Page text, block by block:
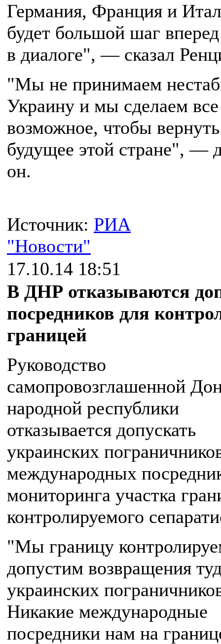
Германия, Франция и
будет большой шаг вперед
в диалоге", — сказал
"Мы не принимаем
Украину и мы сделаем все
возможное, чтобы вернуть
будущее этой стране", —
он.
Источник: РИА
"Новости"
17.10.14 18:51
В ДНР отказываются
посредников для
границей
Руководство
самопровозглашенной
народной республики
отказывается допускать
украинских
международных
мониторинга участка
контролируемого
"Мы границу
допустим возвращения
украинских
Никакие международные
посредники нам на